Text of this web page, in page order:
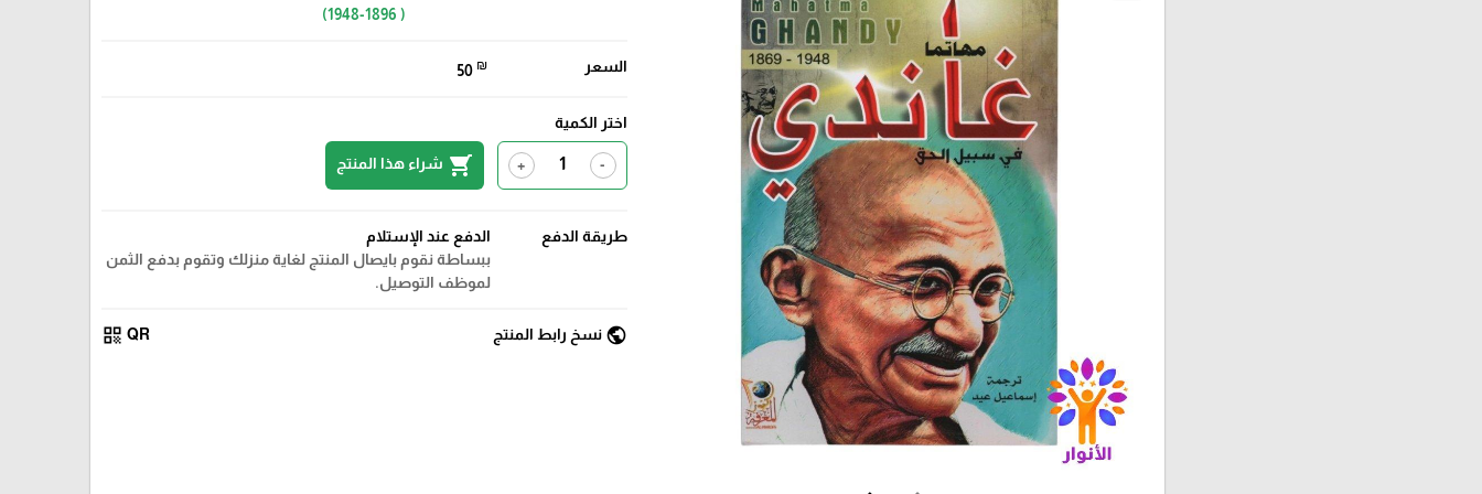
( 1948-1896)
السعر 50 ₪
اختر الكمية
-
+
shopping_cart شراء هذا المنتج
طريقة الدفع
الدفع عند الإستلام
ببساطة نقوم بايصال المنتج لغاية منزلك وتقوم بدفع الثمن
لموظف التوصيل.
public نسخ رابط المنتج QR
qr_code